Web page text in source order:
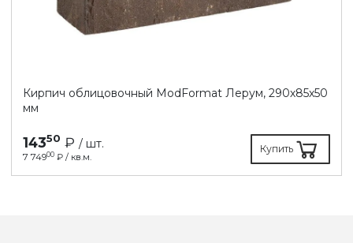
Кирпич облицовочный ModFormat Лерум, 290х85х50
мм
14350 ₽ / шт.
7 74900 ₽ / кв.м.
Купить